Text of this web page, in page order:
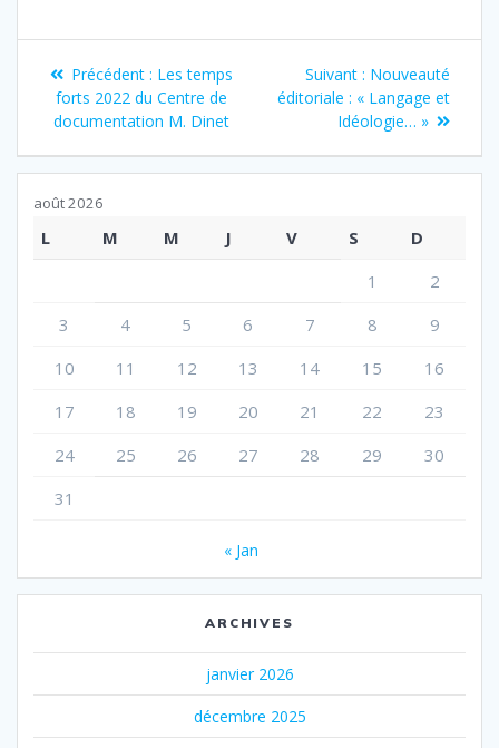
Navigation
de
l’article
Précédent : Article
précédent
:
Les temps
forts 2022 du Centre de
documentation M. Dinet
Suivant : Article
suivant
:
Nouveauté
éditoriale : « Langage et
Idéologie… »
août 2026
L M M J V S
D
1
2
3
4 5 6 7 8
9
10
11 12 13 14 15
16
17
18 19 20 21 22
23
24
25 26 27 28 29
30
31
« Jan
ARCHIVES
janvier 2026
décembre 2025